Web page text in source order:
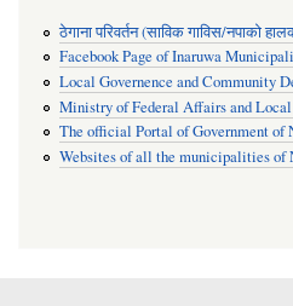
ठेगाना परिवर्तन (साविक गाविस/नपाको
Facebook Page of Inaruwa
Local Governence and Community
Ministry of Federal Affairs and
The official Portal of Government of
Websites of all the municipalities of